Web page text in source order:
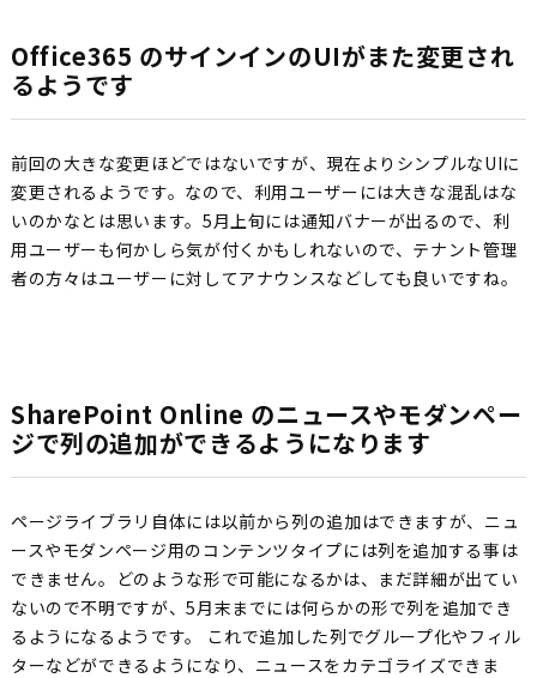
Office365 のサインインのUIがまた変更され
るようです
前回の大きな変更ほどではないですが、現在よりシンプルなUIに
変更されるようです。なので、利用ユーザーには大きな混乱はな
いのかなとは思います。5月上旬には通知バナーが出るので、利
用ユーザーも何かしら気が付くかもしれないので、テナント管理
者の方々はユーザーに対してアナウンスなどしても良いですね。
SharePoint Online のニュースやモダンペー
ジで列の追加ができるようになります
ページライブラリ自体には以前から列の追加はできますが、ニュ
ースやモダンページ用のコンテンツタイプには列を追加する事は
できません。どのような形で可能になるかは、まだ詳細が出てい
ないので不明ですが、5月末までには何らかの形で列を追加でき
るようになるようです。 これで追加した列でグループ化やフィル
ターなどができるようになり、ニュースをカテゴライズできま